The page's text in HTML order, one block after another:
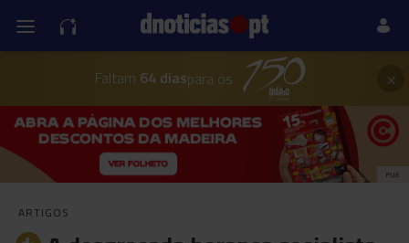
Faltam 64 diaspara os ×
PUB
ARTIGOS